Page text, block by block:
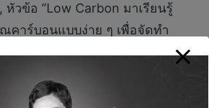
หัวข้อ “Low Carbon มาเรียนรู้
คาร์บอนแบบง่าย ๆ เพื่อจัดทำ
ร้ค่า (คาร์บอน)””
ารถเข้าร่วมงาน Amazing